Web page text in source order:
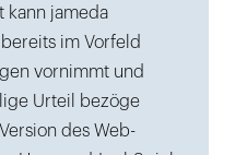
kann jameda
im Vorfeld
vornimmt und
Urteil bezöge
des Web-